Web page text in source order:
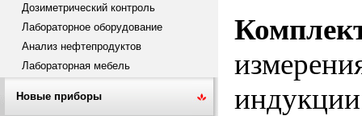
Дозиметрический контроль
Лабораторное оборудование
Анализ нефтепродуктов
Лабораторная мебель
Новые приборы